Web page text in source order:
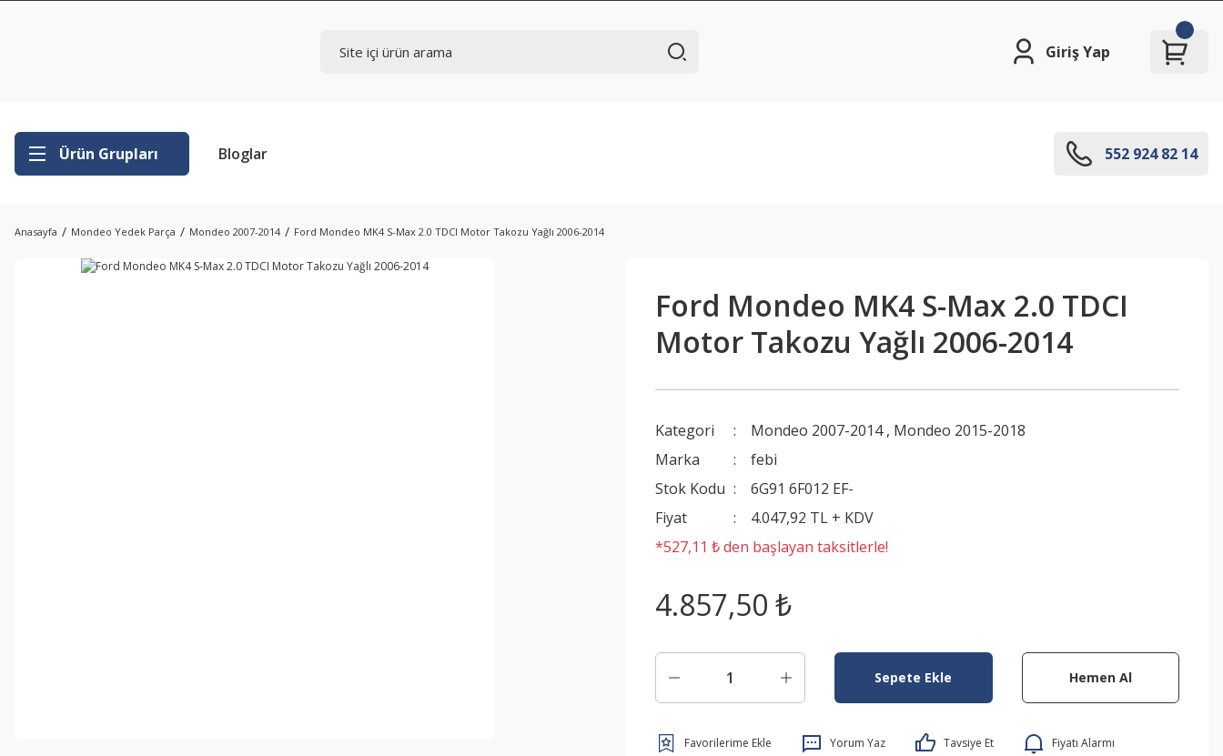
Giriş Yap
Ürün Grupları Bloglar 552 924 82 14
Anasayfa Mondeo Yedek Parça Mondeo 2007-2014 Ford Mondeo MK4 S-Max 2.0 TDCI Motor Takozu Yağlı 2006-2014
Ford Mondeo MK4 S-Max 2.0 TDCI
Motor Takozu Yağlı 2006-2014
Kategori Mondeo 2007-2014 , Mondeo 2015-2018
Marka
febi
Stok Kodu
6G91 6F012 EF-
Fiyat
4.047,92 TL + KDV
*527,11 ₺ den başlayan taksitlerle!
4.857,50 ₺
Sepete Ekle Hemen Al
Yorum Yaz Tavsiye Et Fiyatı Alarmı